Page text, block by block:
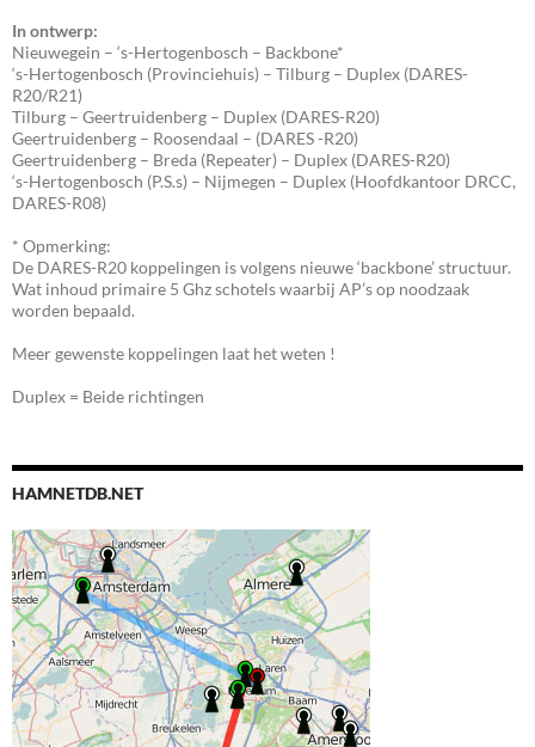
In ontwerp:
Nieuwegein – ‘s-Hertogenbosch – Backbone*
‘s-Hertogenbosch (Provinciehuis) – Tilburg – Duplex (DARES-
R20/R21)
Tilburg – Geertruidenberg – Duplex (DARES-R20)
Geertruidenberg – Roosendaal – (DARES -R20)
Geertruidenberg – Breda (Repeater) – Duplex (DARES-R20)
‘s-Hertogenbosch (P.S.s) – Nijmegen – Duplex (Hoofdkantoor DRCC,
DARES-R08)
* Opmerking:
De DARES-R20 koppelingen is volgens nieuwe ‘backbone’ structuur.
Wat inhoud primaire 5 Ghz schotels waarbij AP’s op noodzaak
worden bepaald.
Meer gewenste koppelingen laat het weten !
Duplex = Beide richtingen
HAMNETDB.NET